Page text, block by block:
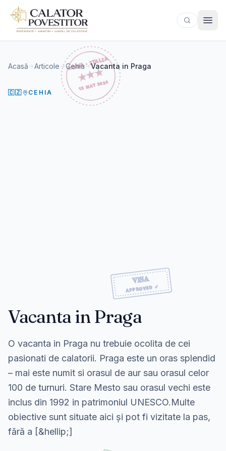
Sari la conținut
Acasă Articole Cehia Vacanta in Praga
🇨🇿 CEHIA
Vacanta in Praga
O vacanta in Praga nu trebuie ocolita de cei
pasionati de calatorii. Praga este un oras splendid
– mai este numit si orasul de aur sau orasul celor
100 de turnuri. Stare Mesto sau orasul vechi este
inclus din 1992 in patrimoniul UNESCO.Multe
obiective sunt situate aici și pot fi vizitate la pas,
fără a [&hellip;]